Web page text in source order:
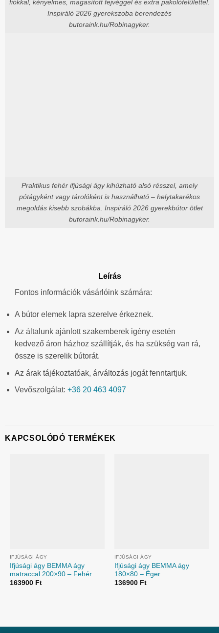
fiókkal, kényelmes, magasított fejvéggel és extra pakolófelülettel.
Inspiráló 2026 gyerekszoba berendezés
butoraink.hu/Robinagyker.
Praktikus fehér ifjúsági ágy kihúzható alsó résszel, amely
pótágyként vagy tárolóként is használható – helytakarékos
megoldás kisebb szobákba. Inspiráló 2026 gyerekbútor ötlet
butoraink.hu/Robinagyker.
Leírás
Fontos információk vásárlóink számára:
A bútor elemek lapra szerelve érkeznek.
Az általunk ajánlott szakemberek igény esetén
kedvező áron házhoz szállítják, és ha szükség van rá,
össze is szerelik bútorát.
Az árak tájékoztatóak, árváltozás jogát fenntartjuk.
Vevőszolgálat: +36 20 463 4097
KAPCSOLÓDÓ TERMÉKEK
IFJÚSÁGI ÁGY
Ifjúsági ágy BEMMA ágy
matraccal 200×90 – Fehér
163900 Ft
IFJÚSÁGI ÁGY
Ifjúsági ágy BEMMA ágy
180×80 – Éger
136900 Ft